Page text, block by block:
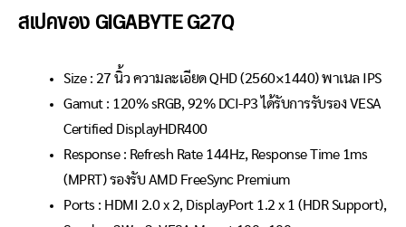
สเปคของ GIGABYTE G27Q
Size : 27 นิ้ว ความละเอียด QHD (2560×1440) พาเนล IPS
Gamut : 120% sRGB, 92% DCI-P3 ได้รับการรับรอง VESA
Certified DisplayHDR400
Response : Refresh Rate 144Hz, Response Time 1ms
(MPRT) รองรับ AMD FreeSync Premium
Ports : HDMI 2.0 x 2, DisplayPort 1.2 x 1 (HDR Support),